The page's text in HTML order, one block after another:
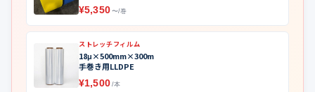
¥5,350 〜/巻
ストレッチフィルム
18μ×500mm×300m
手巻き用LLDPE
¥1,500 /本